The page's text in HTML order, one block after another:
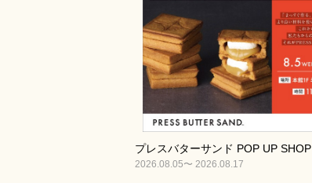
プレスバターサンド POP UP SHOP
2026.08.05〜 2026.08.17